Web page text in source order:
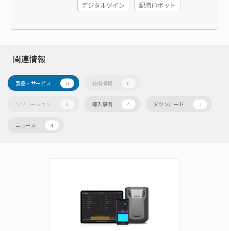
デジタルツイン 配膳ロボット
関連情報
製品・サービス 11 技術情報 0
ソリューション 0 導入事例 4 ダウンロード 1
ニュース 4